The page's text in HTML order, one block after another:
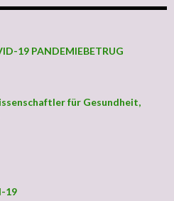
19 PANDEMIEBETRUG
für Gesundheit,
19